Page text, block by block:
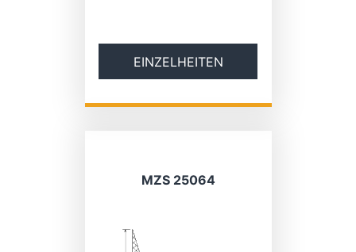
EINZELHEITEN
MZS 25064